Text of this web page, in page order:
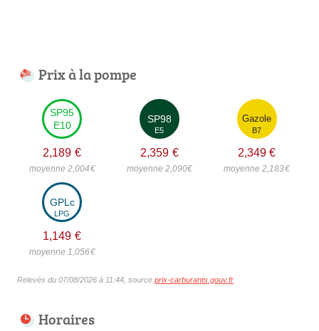
Prix à la pompe
SP95
E10
2,189 €
moyenne 2,004€
SP98
E5
2,359 €
moyenne 2,090€
Gazole
B7
2,349 €
moyenne 2,183€
GPLc
LPG
1,149 €
moyenne 1,056€
Relevés du 07/08/2026 à 11:44, source prix-carburants.gouv.fr
Horaires